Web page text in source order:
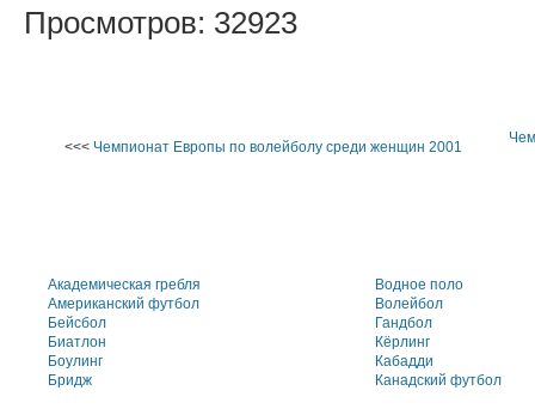
Просмотров: 32923
<<< Чемпионат Европы по волейболу среди женщин 2001
Академическая гребля
Американский футбол
Бейсбол
Биатлон
Боулинг
Бридж
Водное поло
Волейбол
Гандбол
Кёрлинг
Кабадди
Канадский футбол